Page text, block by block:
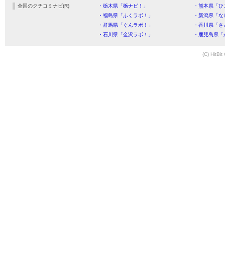
全国のクチコミナビ(R) ・栃木県「栃ナビ！」
・熊本県「
・福島県「ふくラボ！」
・新潟県「
・群馬県「ぐんラボ！」
・香川県「
・石川県「金沢ラボ！」
・鹿児島県
(C) HitBit